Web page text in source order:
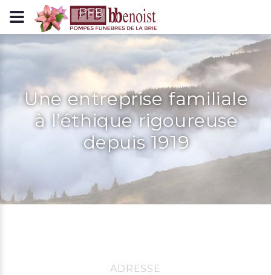
Panneau de gestion des cookies
Une entreprise familiale
à l’éthique rigoureuse
depuis 1919
ADRESSE